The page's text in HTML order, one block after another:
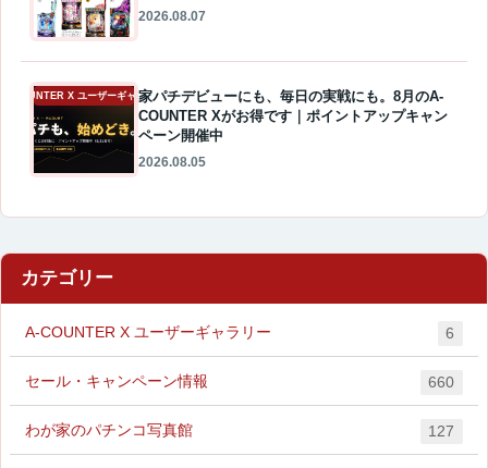
2026.08.07
A-COUNTER X ユーザーギャラリー家パチデビューにも、毎日の実戦にも。8月のA-
COUNTER Xがお得です｜ポイントアップキャン
ペーン開催中
2026.08.05
カテゴリー
A-COUNTER X ユーザーギャラリー 6
セール・キャンペーン情報 660
わが家のパチンコ写真館 127